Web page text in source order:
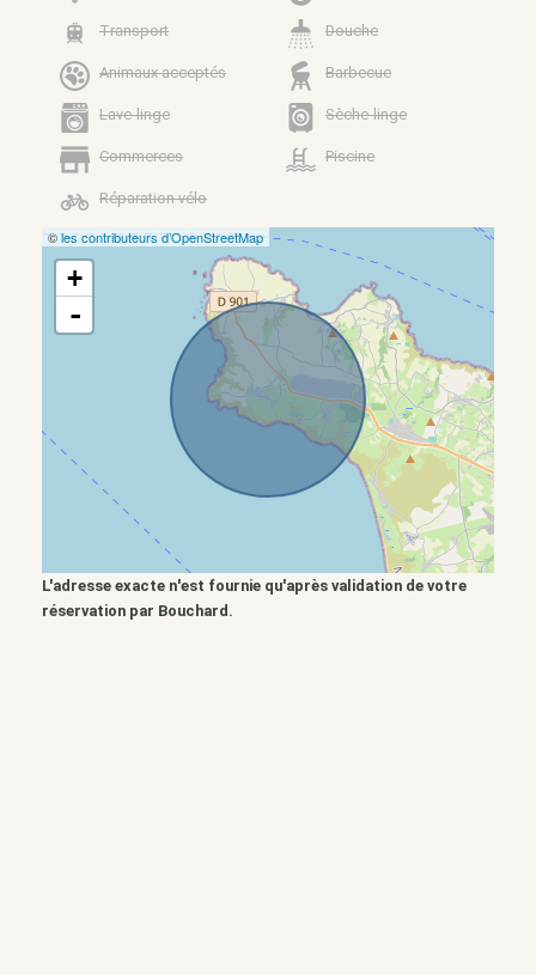
Transport Douche
Animaux acceptés Barbecue
Lave-linge Sèche-linge
Commerces Piscine
Réparation vélo
©les contributeurs d’OpenStreetMap
+
-
L'adresse exacte n'est fournie qu'après validation de votre
réservation par Bouchard.